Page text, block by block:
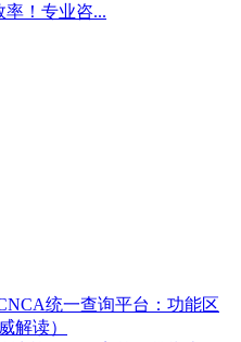
率！专业咨...
统一查询平台：功能区
解读）